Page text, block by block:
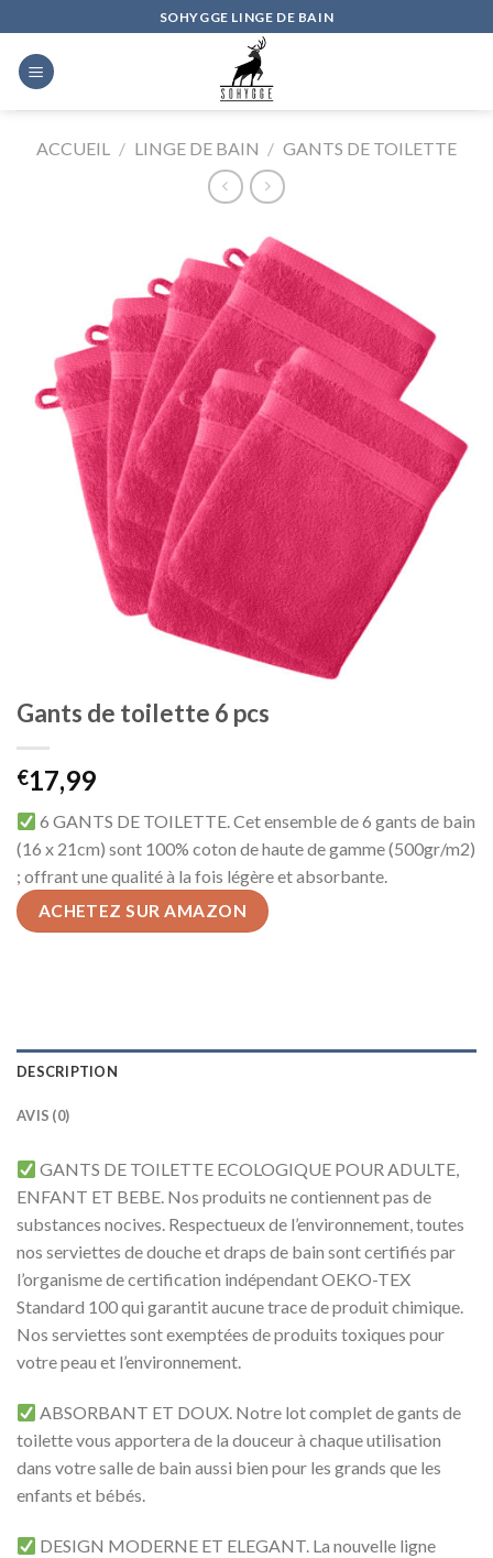
content
SOHYGGE LINGE DE BAIN
ACCUEIL / LINGE DE BAIN / GANTS DE TOILETTE
Gants de toilette 6 pcs
€17,99
6 GANTS DE TOILETTE. Cet ensemble de 6 gants de bain
(16 x 21cm) sont 100% coton de haute de gamme (500gr/m2)
; offrant une qualité à la fois légère et absorbante.
ACHETEZ SUR AMAZON
DESCRIPTION
AVIS (0)
GANTS DE TOILETTE ECOLOGIQUE POUR ADULTE,
ENFANT ET BEBE. Nos produits ne contiennent pas de
substances nocives. Respectueux de l’environnement, toutes
nos serviettes de douche et draps de bain sont certifiés par
l’organisme de certification indépendant OEKO-TEX
Standard 100 qui garantit aucune trace de produit chimique.
Nos serviettes sont exemptées de produits toxiques pour
votre peau et l’environnement.
ABSORBANT ET DOUX. Notre lot complet de gants de
toilette vous apportera de la douceur à chaque utilisation
dans votre salle de bain aussi bien pour les grands que les
enfants et bébés.
DESIGN MODERNE ET ELEGANT. La nouvelle ligne